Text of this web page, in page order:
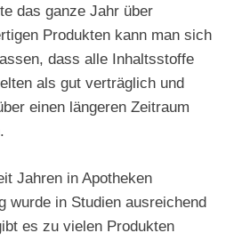
das ganze Jahr über
Produkten kann man sich
dass alle Inhaltsstoffe
als gut verträglich und
einen längeren Zeitraum
Jahren in Apotheken
wurde in Studien ausreichend
es zu vielen Produkten